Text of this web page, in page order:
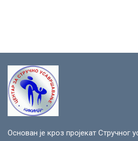
Основан је кроз пројекат Стручног